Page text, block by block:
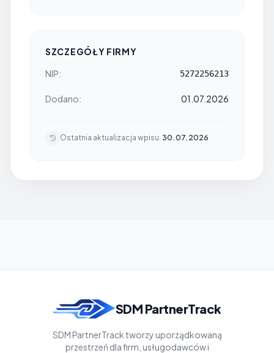
SZCZEGÓŁY FIRMY
NIP:
5272256213
Dodano: 01.07.2026
Ostatnia aktualizacja wpisu: 30.07.2026
SDM PartnerTrack
SDM PartnerTrack tworzy uporządkowaną
przestrzeń dla firm, usługodawców i